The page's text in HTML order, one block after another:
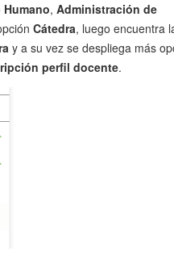
, Administración de
Cátedra, luego encuentra
y a su vez se despliega más
perfil docente.